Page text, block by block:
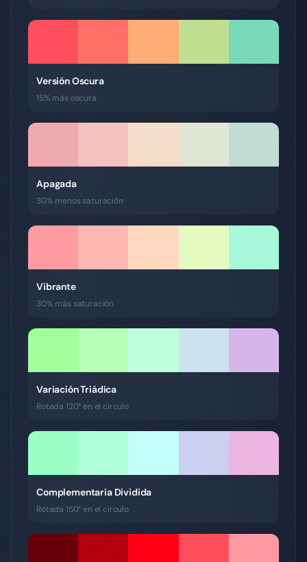
Versión Oscura
15% más oscura
Apagada
30% menos saturación
Vibrante
30% más saturación
Variación Triádica
Rotada 120° en el círculo
Complementaria Dividida
Rotada 150° en el círculo